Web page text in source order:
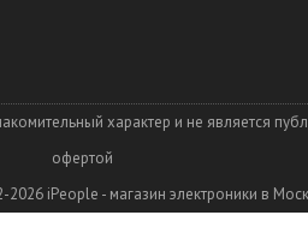
характер и не является
офертой
2026 iPeople - магазин электроники в